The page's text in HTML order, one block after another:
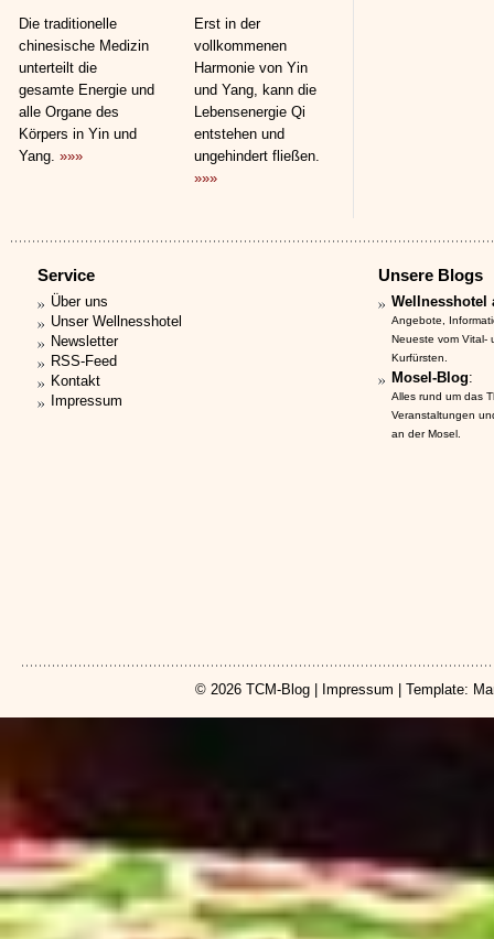
Die traditionelle
chinesische Medizin
unterteilt die
gesamte Energie und
alle Organe des
Körpers in Yin und
Yang. »»»
Erst in der
vollkommenen
Harmonie von Yin
und Yang, kann die
Lebensenergie Qi
entstehen und
ungehindert fließen.
»»»
Service
Über uns
Unser Wellnesshotel
Newsletter
RSS-Feed
Kontakt
Impressum
Unsere Blogs
Wellnesshotel
Angebote,
Neueste vom Vital-
Kurfürsten.
Mosel-Blog:
Alles rund um das
Veranstaltungen
an der Mosel.
© 2026 TCM-Blog| Impressum | Template: